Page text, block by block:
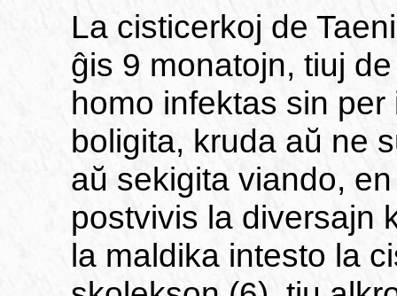
La cisticerkoj de
ĝis 9 monatojn, tiuj
homo infektas sin
boligita, kruda aŭ ne
aŭ sekigita viando,
postvivis la diversajn
la maldika intesto la